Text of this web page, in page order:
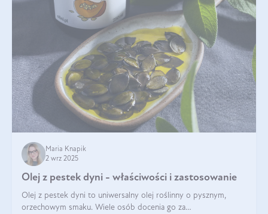
Maria Knapik
2 wrz 2025
Olej z pestek dyni - właściwości i zastosowanie
Olej z pestek dyni to uniwersalny olej roślinny o pysznym,
orzechowym smaku. Wiele osób docenia go za